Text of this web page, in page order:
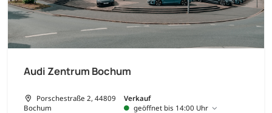
Audi Zentrum Bochum
Porschestraße 2, 44809
Bochum
Verkauf
geöffnet bis 14:00 Uhr